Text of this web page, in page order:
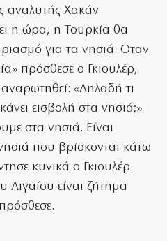
αναλυτής Χακάν
η ώρα, η Τουρκία θα
για τα νησιά. Οταν
πρόσθεσε ο Γκιουλέρ,
«Δηλαδή τι
εισβολή στα νησιά;»
στα νησιά. Είναι
που βρίσκονται κάτω
κυνικά ο Γκιουλέρ.
Αιγαίου είναι ζήτημα